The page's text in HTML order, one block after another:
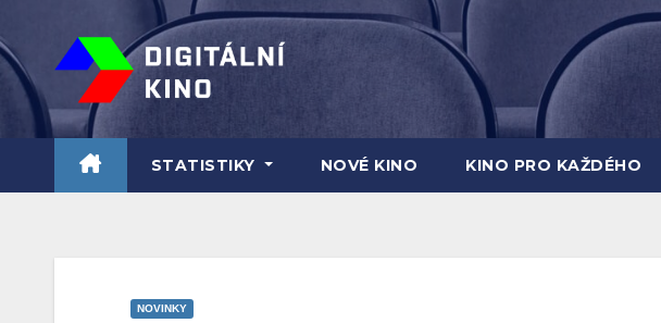
to
content
STATISTIKY NOVÉ KINO KINO PRO KAŽDÉHO
NOVINKY